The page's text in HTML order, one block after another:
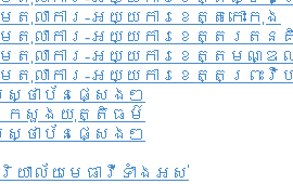
តុលាការ-អយ្យការខេត្តកោះកុង
តុលាការ-អយ្យការខេត្តរតន
តុលាការ-អយ្យការខេត្តមណ្
តុលាការ-អយ្យការខេត្តព្រះវិហ
ស្ថាប័នផ្សេងៗ
ក្រសួងយុត្តិធម៌
ស្ថាប័នផ្សេងៗ
ាល័យមេធាវីទាំងអស់​